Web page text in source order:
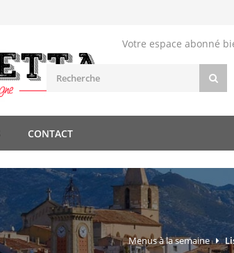
Votre espace abonné
CONTACT
Menus à la semaine